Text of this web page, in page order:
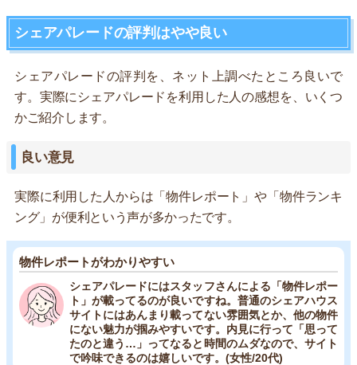
シェアパレードの評判はやや良い
シェアパレードの評判を、ネット上調べたところ良いで
す。実際にシェアパレードを利用した人の感想を、いくつ
かご紹介します。
良い意見
実際に利用した人からは「物件レポート」や「物件ランキ
ング」が便利という声が多かったです。
物件レポートがわかりやすい
シェアパレードにはスタッフさんによる「物件レポー
ト」が載ってるのが良いですね。普通のシェアハウス
サイトにはあんまり載ってない雰囲気とか、他の物件
にない魅力が掴みやすいです。内見に行って「思って
たのと違う…」ってなると時間のムダなので、サイト
で吟味できるのは嬉しいです。(女性/20代)